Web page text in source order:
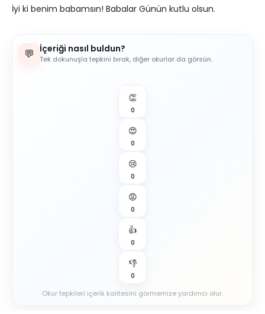
İyi ki benim babamsın! Babalar Günün kutlu olsun.
💬 İçeriği nasıl buldun?
Tek dokunuşla tepkini bırak, diğer okurlar da görsün.
👏
0
😍
0
😢
0
😡
0
👍
0
👎
0
Okur tepkileri içerik kalitesini görmemize yardımcı olur.